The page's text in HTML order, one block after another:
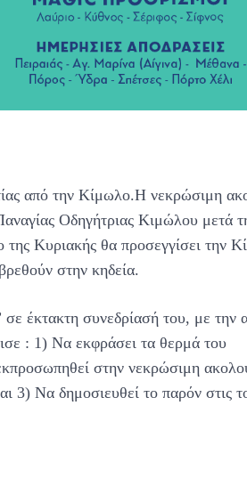
από την Κίμωλο.Η νεκρώσιμη
Οδηγήτριας Κιμώλου μετά
Κυριακής θα προσεγγίσει την
στην κηδεία.
συνεδρίασή του, με την
: 1) Να εκφράσει τα θερμά του
στην νεκρώσιμη
3) Να δημοσιευθεί το παρόν στις